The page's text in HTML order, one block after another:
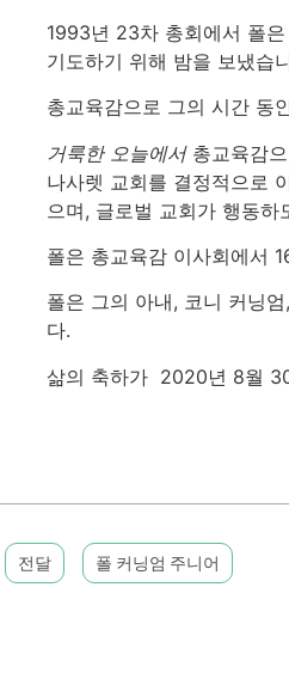
1993년 23차 총회에서 폴
기도하기 위해 밤을 보냈습
총교육감으로 그의 시간 동
거룩한 오늘에서총교육감으
나사렛 교회를 결정적으로
으며, 글로벌 교회가 행동하
폴은 총교육감 이사회에서
폴은 그의 아내, 코니 커닝
다.
삶의 축하가 2020년 8월
전달 폴 커닝엄 주니어